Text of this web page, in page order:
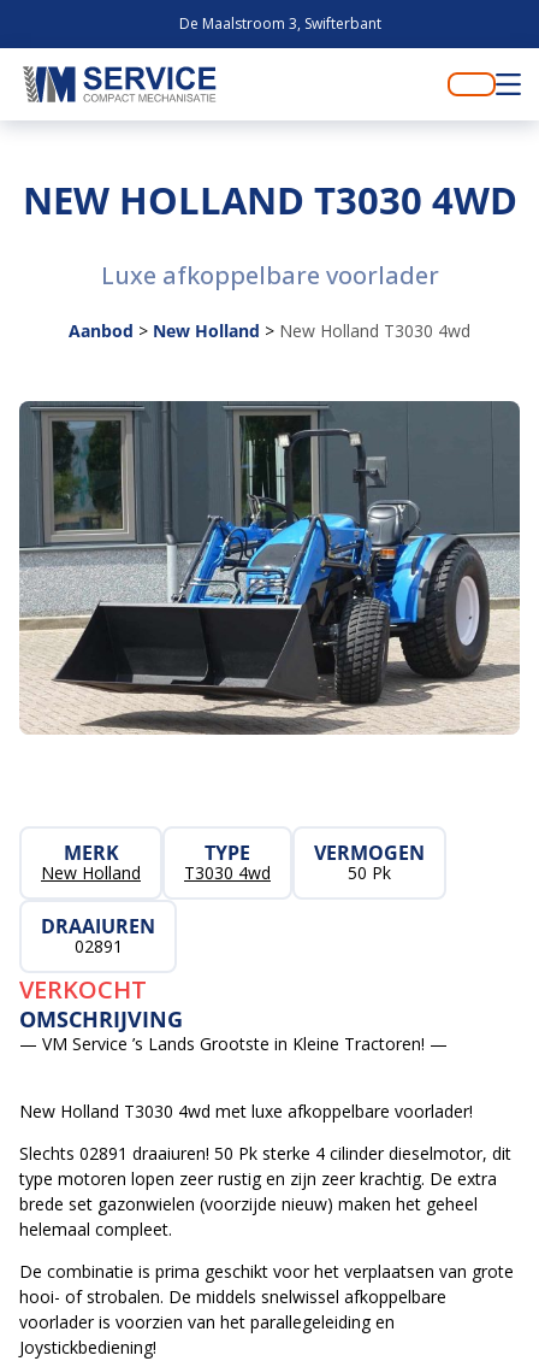
De Maalstroom 3, Swifterbant
NEW HOLLAND T3030 4WD
Luxe afkoppelbare voorlader
Aanbod > New Holland > New Holland T3030 4wd
MERK
New Holland
TYPE
T3030 4wd
VERMOGEN
50 Pk
DRAAIUREN
02891
VERKOCHT
OMSCHRIJVING
— VM Service ’s Lands Grootste in Kleine Tractoren! —
New Holland T3030 4wd met luxe afkoppelbare voorlader!
Slechts 02891 draaiuren! 50 Pk sterke 4 cilinder dieselmotor, dit
type motoren lopen zeer rustig en zijn zeer krachtig. De extra
brede set gazonwielen (voorzijde nieuw) maken het geheel
helemaal compleet.
De combinatie is prima geschikt voor het verplaatsen van grote
hooi- of strobalen. De middels snelwissel afkoppelbare
voorlader is voorzien van het parallegeleiding en
Joystickbediening!